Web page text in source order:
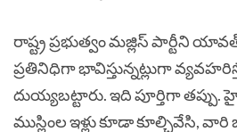
రాష్ట్ర ప్రభుత్వం మజ్లిస్ పార్టీని
ప్రతినిధిగా భావిస్తున్నట్లుగా
దుయ్యబట్టారు. ఇది పూర్తిగా తప్పు.
ముస్లింల ఇళ్లు కూడా కూల్చివేసి,